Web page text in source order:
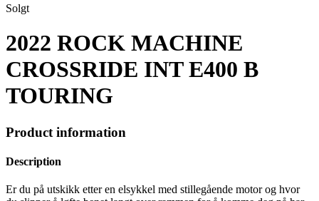
Solgt
2022 ROCK MACHINE
CROSSRIDE INT E400 B
TOURING
Product information
Description
Er du på utskikk etter en elsykkel med stillegående motor og hvor